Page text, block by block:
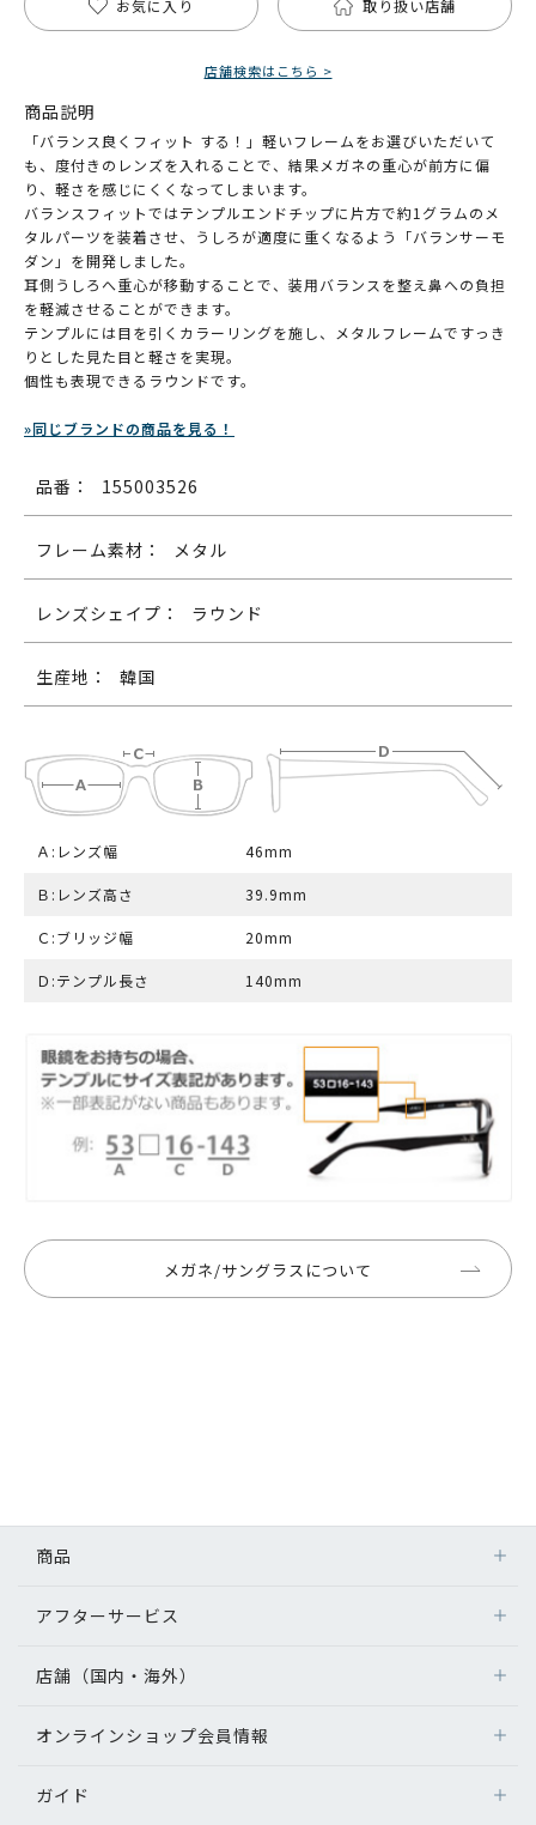
お気に入り 取り扱い店舗
店舗検索はこちら >
商品説明
「バランス良くフィット する！」軽いフレームをお選びいただいて
も、度付きのレンズを入れることで、結果メガネの重心が前方に偏
り、軽さを感じにくくなってしまいます。
バランスフィットではテンプルエンドチップに片方で約1グラムのメ
タルパーツを装着させ、うしろが適度に重くなるよう「バランサーモ
ダン」を開発しました。
耳側うしろへ重心が移動することで、装用バランスを整え鼻への負担
を軽減させることができます。
テンプルには目を引くカラーリングを施し、メタルフレームですっき
りとした見た目と軽さを実現。
個性も表現できるラウンドです。
»同じブランドの商品を見る！
品番： 155003526
フレーム素材： メタル
レンズシェイプ： ラウンド
生産地： 韓国
Ａ:レンズ幅 46mm
Ｂ:レンズ高さ 39.9mm
Ｃ:ブリッジ幅 20mm
Ｄ:テンプル長さ 140mm
メガネ/サングラスについて
商品
アフターサービス
店舗（国内・海外）
オンラインショップ会員情報
ガイド